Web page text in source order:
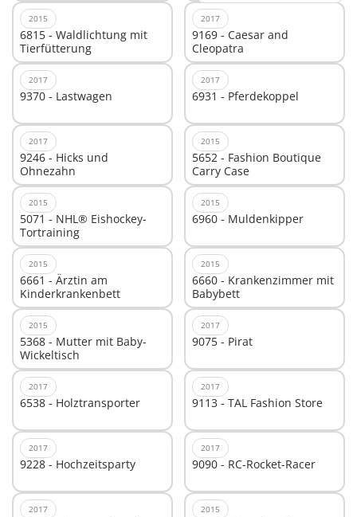
2015
6815 - Waldlichtung mit
Tierfütterung
2017
9169 - Caesar and
Cleopatra
2017
9370 - Lastwagen
2017
6931 - Pferdekoppel
2017
9246 - Hicks und
Ohnezahn
2015
5652 - Fashion Boutique
Carry Case
2015
5071 - NHL® Eishockey-
Tortraining
2015
6960 - Muldenkipper
2015
6661 - Ärztin am
Kinderkrankenbett
2015
6660 - Krankenzimmer mit
Babybett
2015
5368 - Mutter mit Baby-
Wickeltisch
2017
9075 - Pirat
2017
6538 - Holztransporter
2017
9113 - TAL Fashion Store
2017
9228 - Hochzeitsparty
2017
9090 - RC-Rocket-Racer
2017 2015